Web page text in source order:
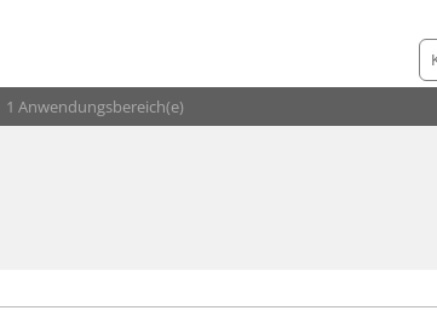
1 Anwendungsbereich(e)